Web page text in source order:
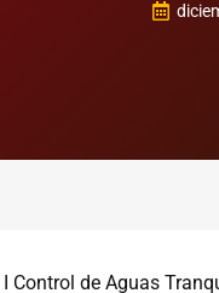
Control de Aguas